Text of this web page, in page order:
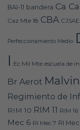
BAI-11 bandera Ca
Caz Mte 18 CBA CJSAE
Perfeccionamiento Medio
I Ec Mil Mte escuela de
Br Aerot
Regimiento de
RIM 10 RIM 11 RIM 16
Mec 6 RI Mec 7 RI